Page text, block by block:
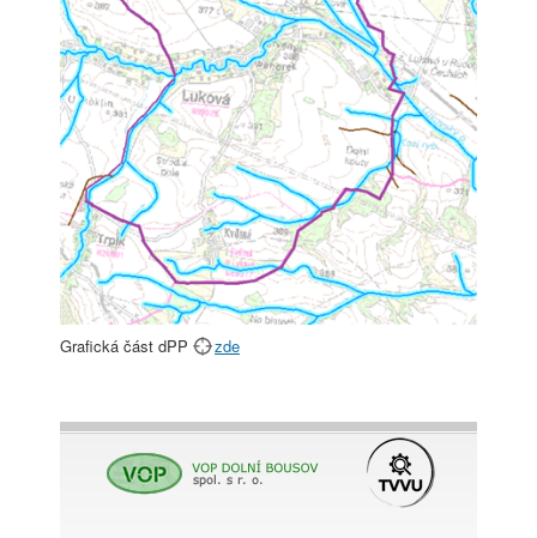
Grafická část dPP zde